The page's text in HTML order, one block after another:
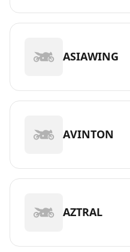
ASIAWING
AVINTON
AZTRAL